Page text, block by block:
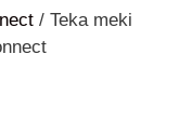
/ Teka meki